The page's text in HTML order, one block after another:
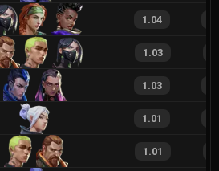
1.04
1.03
1.03
1.01
1.01